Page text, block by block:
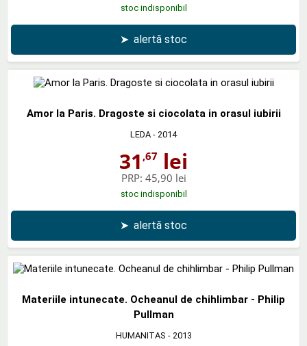
stoc indisponibil
➤ alertă stoc
Amor la Paris. Dragoste si ciocolata in orasul iubirii
LEDA - 2014
31 ,67 lei
PRP: 45,90 lei
stoc indisponibil
➤ alertă stoc
Materiile intunecate. Ocheanul de chihlimbar - Philip
Pullman
HUMANITAS - 2013